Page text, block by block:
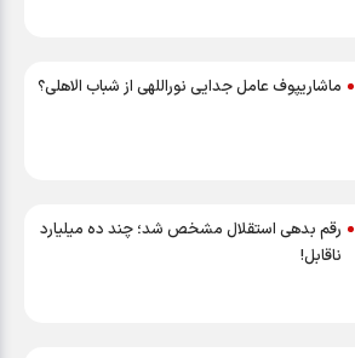
ماشاریپوف عامل جدایی نوراللهی از شباب الاهلی؟
رقم بدهی استقلال مشخص شد؛ چند ده میلیارد
ناقابل!